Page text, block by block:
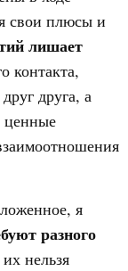
свои плюсы и
лишает
контакта,
друга, а
ценные
я
разного
нельзя